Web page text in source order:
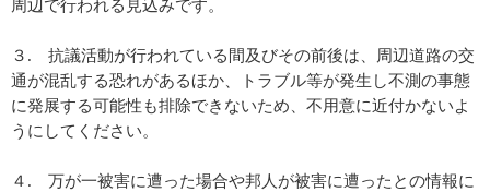
周辺で行われる見込みです。
３. 抗議活動が行われている間及びその前後は、周辺道路の交
通が混乱する恐れがあるほか、トラブル等が発生し不測の事態
に発展する可能性も排除できないため、不用意に近付かないよ
うにしてください。
４. 万が一被害に遭った場合や邦人が被害に遭ったとの情報に